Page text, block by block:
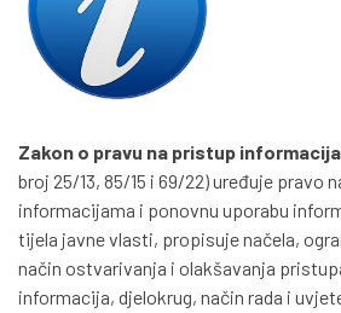
Zakon o pravu na pristup
broj 25/13, 85/15 i 69/22) uređuje pravo
informacijama i ponovnu uporabu
tijela javne vlasti, propisuje načela,
način ostvarivanja i olakšavanja
informacija, djelokrug, način rada i